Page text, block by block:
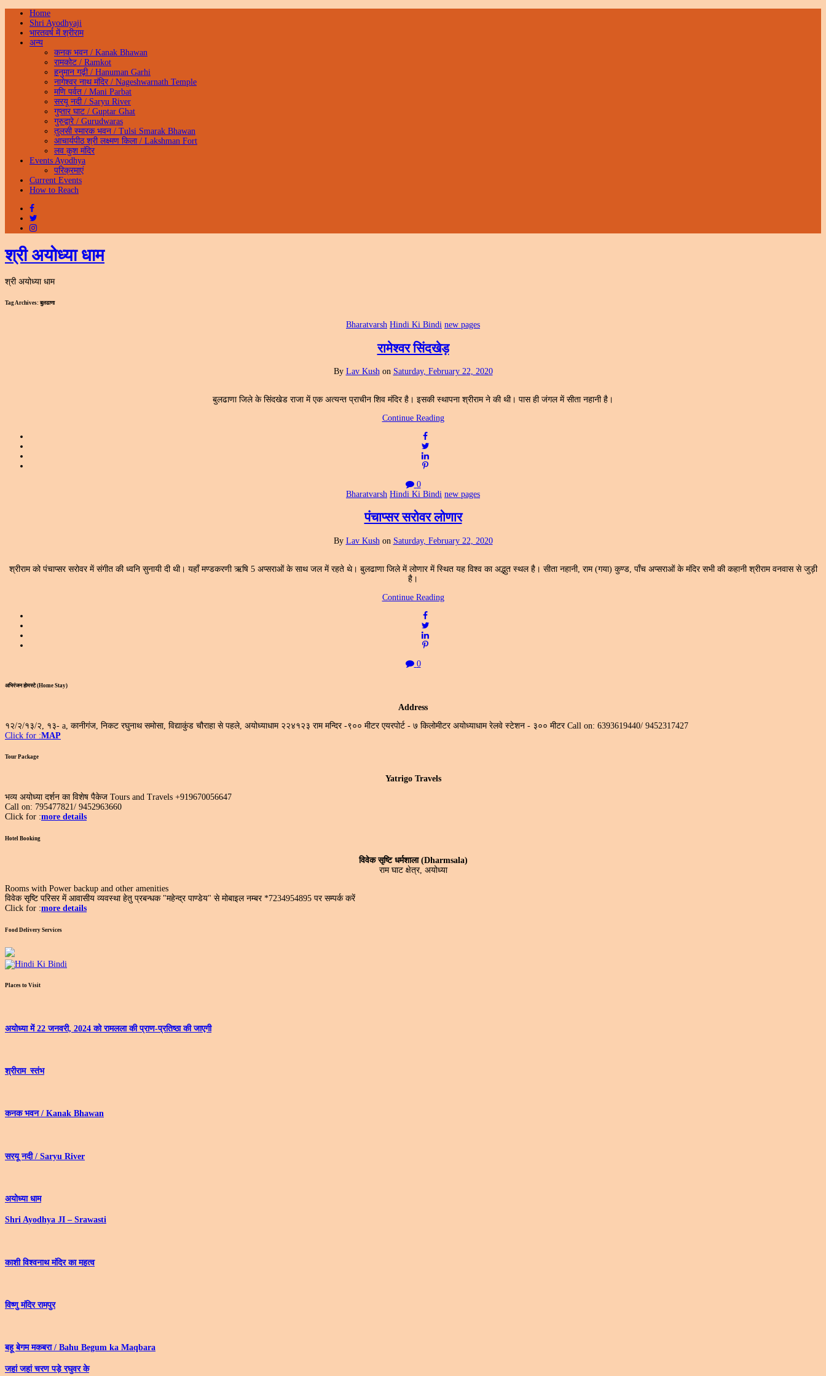
Home
Shri Ayodhyaji
भारतवर्ष में श्रीराम
अन्य
कनक भवन / Kanak Bhawan
रामकोट / Ramkot
हनुमान गढ़ी / Hanuman Garhi
नागेश्वर नाथ मंदिर / Nageshwarnath Temple
मणि पर्वत / Mani Parbat
सरयू नदी / Saryu River
गुप्तार घाट / Guptar Ghat
गुरुद्वारे / Gurudwaras
तुलसी स्मारक भवन / Tulsi Smarak Bhawan
आचार्यपीठ श्री लक्ष्मण किला / Lakshman Fort
लव कुश मंदिर
Events Ayodhya
परिक्रमाएं
Current Events
How to Reach
श्री अयोध्या धाम
श्री अयोध्या धाम
Tag Archives: बुलढाणा
Bharatvarsh Hindi Ki Bindi new pages
रामेश्वर सिंदखेड़
By Lav Kush on Saturday, February 22, 2020
बुलढाणा जिले के सिंदखेड राजा में एक अत्यन्त प्राचीन शिव मंदिर है। इसकी स्थापना श्रीराम ने की थी। पास ही जंगल में सीता नहानी है।
Continue Reading
0
Bharatvarsh Hindi Ki Bindi new pages
पंचाप्सर सरोवर लोणार
By Lav Kush on Saturday, February 22, 2020
श्रीराम को पंचाप्सर सरोवर में संगीत की ध्वनि सुनायी दी थी। यहाँ मण्डकरणी ऋषि 5 अप्सराओं के साथ जल में रहते थे। बुलढाणा जिले में लोणार में स्थित यह विश्व का अद्भुत स्थल है। सीता नहानी, राम (गया) कुण्ड, पाँच अप्सराओं के मंदिर सभी की कहानी श्रीराम वनवास से जुड़ी
है।
Continue Reading
0
अभिरंजन होमस्टे (Home Stay)
Address
१२/२/१३/२, १३- a, कानीगंज, निकट रघुनाथ समोसा, विद्याकुंड चौराहा से पहले, अयोध्याधाम २२४१२३ राम मन्दिर -९०० मीटर एयरपोर्ट - ७ किलोमीटर अयोध्याधाम रेलवे स्टेशन - ३०० मीटर Call on: 6393619440/ 9452317427
Click for :MAP
Tour Package
Yatrigo Travels
भव्य अयोध्या दर्शन का विशेष पैकेज Tours and Travels +919670056647
Call on: 795477821/ 9452963660
Click for :more details
Hotel Booking
विवेक सृष्टि धर्मशाला (Dharmsala)
राम घाट क्षेत्र, अयोध्या
Rooms with Power backup and other amenities
विवेक सृष्टि परिसर में आवासीय व्यवस्था हेतु प्रबन्धक "महेन्द्र पाण्डेय" से मोबाइल नम्बर *7234954895 पर सम्पर्क करें
Click for :more details
Food Delivery Services
Places to Visit
अयोध्‍या में 22 जनवरी, 2024 को रामलला की प्राण-प्रतिष्‍ठा की जाएगी
श्रीराम_स्तंभ
कनक भवन / Kanak Bhawan
सरयू नदी / Saryu River
अयोध्या धाम
Shri Ayodhya JI – Srawasti
काशी विश्वनाथ मंदिर का महत्व
विष्णु मंदिर रामपुर
बहू बेगम मकबरा / Bahu Begum ka Maqbara
जहां जहां चरण पड़े रघुवर के